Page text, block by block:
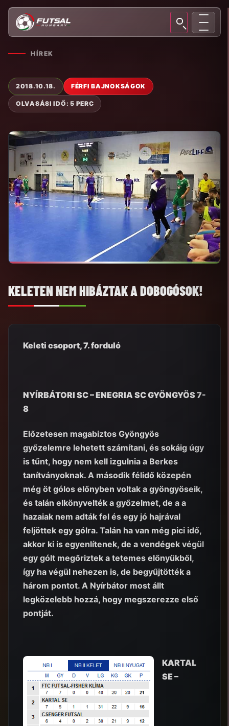
HÍREK
2018.10.18. FÉRFI BAJNOKSÁGOK
OLVASÁSI IDŐ: 5 PERC
KELETEN NEM HIBÁZTAK A DOBOGÓSOK!
Keleti csoport, 7. forduló
NYÍRBÁTORI SC – ENEGRIA SC GYÖNGYÖS 7-
8
Előzetesen magabiztos Gyöngyös
győzelemre lehetett számítani, és sokáig úgy
is tűnt, hogy nem kell izgulnia a Berkes
tanítványoknak. A második félidő közepén
még öt gólos előnyben voltak a gyöngyöseik,
és talán elkönyvelték a győzelmet, de a a
hazaiak nem adták fel és egy jó hajrával
feljöttek egy gólra. Talán ha van még pici idő,
akkor ki is egyenlítenek, de a vendégek végül
egy gólt megőriztek a tetemes előnyükből,
így ha végül nehezen is, de begyűjtötték a
három pontot. A Nyírbátor most állt
legközelebb hozzá, hogy megszerezze első
pontját.
KARTAL
SE –